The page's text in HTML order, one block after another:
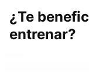
¿Te
entrenar?